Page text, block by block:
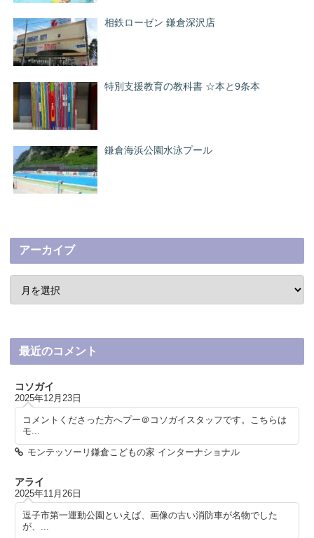
相鉄ローゼン 鎌倉深沢店
特別支援教育の教科書 ☆本と9条本
鎌倉海浜公園水泳プール
アーカイブ
最近のコメント
コソガイ
2025年12月23日
コメントくださった方へプー＠コソガイスタッフです。こちらは
モ...
モンテッソーリ鎌倉こどもの家 インターナショナル
アライ
2025年11月26日
逗子市第一運動公園といえば、画像の古い消防車が名物でした
が、...